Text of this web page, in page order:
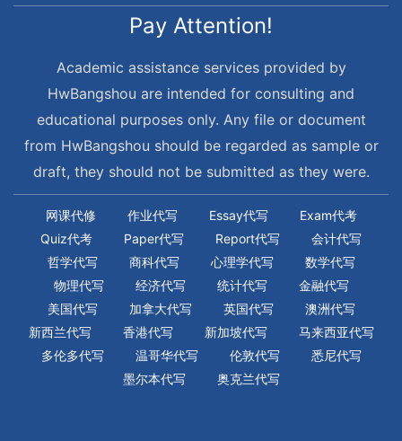
Pay Attention!
Academic assistance services provided by
HwBangshou are intended for consulting and
educational purposes only. Any file or document
from HwBangshou should be regarded as sample or
draft, they should not be submitted as they were.
网课代修 作业代写 Essay代写
Exam代考
Quiz代考
Paper代写 Report代写
会计代写
哲学代写
商科代写 心理学代写
数学代写
物理代写
经济代写 统计代写
金融代写
美国代写
加拿大代写 英国代写
澳洲代写
新西兰代写
香港代写 新加坡代写
马来西亚代写
多伦多代写
温哥华代写 伦敦代写
悉尼代写
墨尔本代写
奥克兰代写